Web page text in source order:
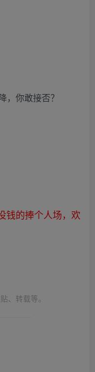
，你敢接否？
钱的捧个人场，欢
、转载等。